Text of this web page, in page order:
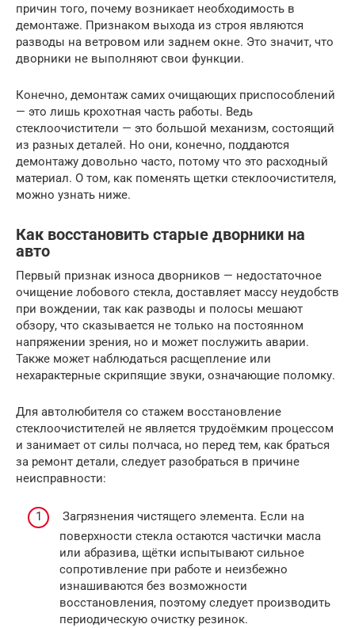
причин того, почему возникает необходимость в
демонтаже. Признаком выхода из строя являются
разводы на ветровом или заднем окне. Это значит, что
дворники не выполняют свои функции.
Конечно, демонтаж самих очищающих приспособлений
— это лишь крохотная часть работы. Ведь
стеклоочистители — это большой механизм, состоящий
из разных деталей. Но они, конечно, поддаются
демонтажу довольно часто, потому что это расходный
материал. О том, как поменять щетки стеклоочистителя,
можно узнать ниже.
Как восстановить старые дворники на
авто
Первый признак износа дворников — недостаточное
очищение лобового стекла, доставляет массу неудобств
при вождении, так как разводы и полосы мешают
обзору, что сказывается не только на постоянном
напряжении зрения, но и может послужить аварии.
Также может наблюдаться расщепление или
нехарактерные скрипящие звуки, означающие поломку.
Для автолюбителя со стажем восстановление
стеклоочистителей не является трудоёмким процессом
и занимает от силы полчаса, но перед тем, как браться
за ремонт детали, следует разобраться в причине
неисправности:
Загрязнения чистящего элемента. Если на
поверхности стекла остаются частички масла
или абразива, щётки испытывают сильное
сопротивление при работе и неизбежно
изнашиваются без возможности
восстановления, поэтому следует производить
периодическую очистку резинок.